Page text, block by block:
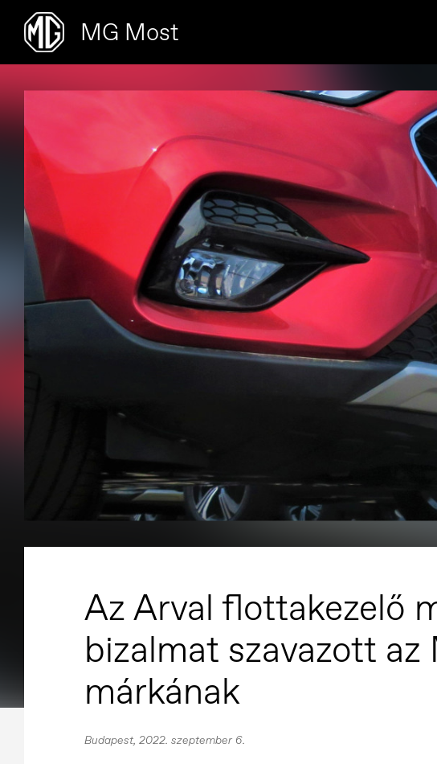
MG Most
Az Arval flottakezelő
bizalmat szavazott az
márkának
Budapest, 2022. szeptember 6.